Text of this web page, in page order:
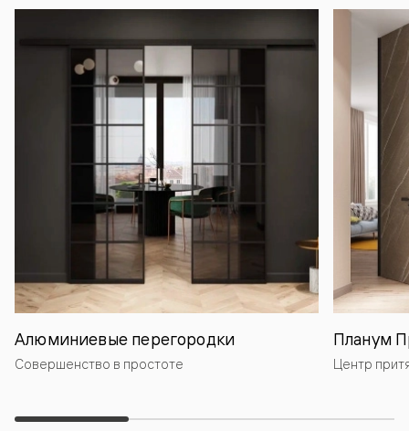
Алюминиевые перегородки
Совершенство в простоте
Планум
Центр